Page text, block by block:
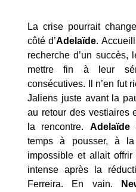
La crise pourrait
côté d’Adelaïde.
recherche d’un succès,
mettre fin à leur
consécutives. Il n’en fut
Jaliens juste avant la
au retour des vestiaires
la rencontre. Adelaïde
temps à pousser, à la
impossible et allait
intense après la
Ferreira. En vain.